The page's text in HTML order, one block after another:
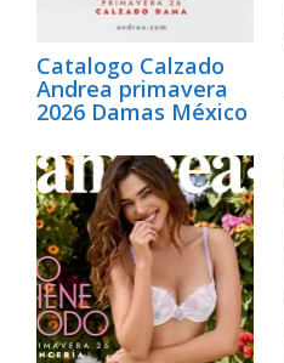
Catalogo Calzado
Andrea primavera
2026 Damas México